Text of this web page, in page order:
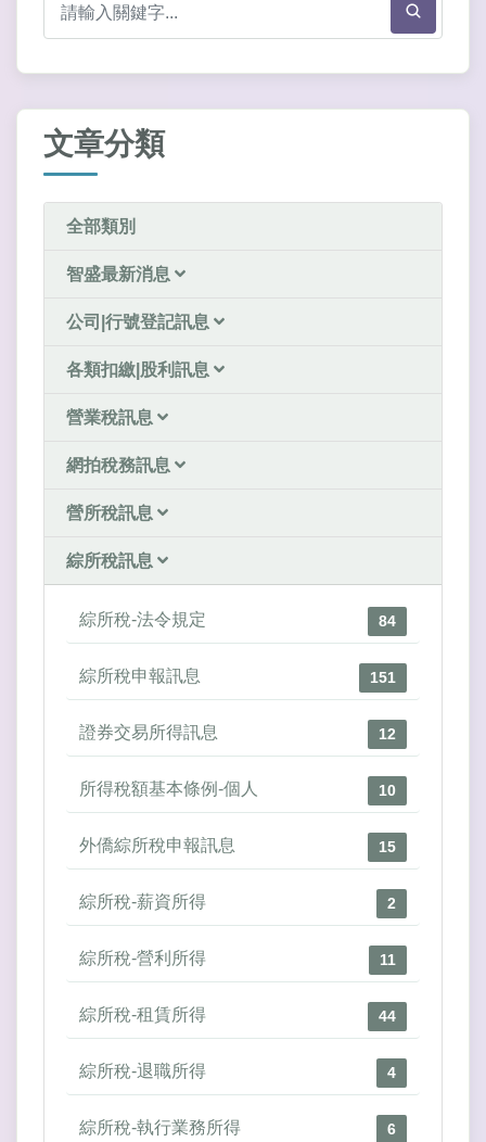
文章分類
全部類別
智盛最新消息
公司|行號登記訊息
各類扣繳|股利訊息
營業稅訊息
網拍稅務訊息
營所稅訊息
綜所稅訊息
綜所稅-法令規定 84
綜所稅申報訊息 151
證券交易所得訊息 12
所得稅額基本條例-個人 10
外僑綜所稅申報訊息 15
綜所稅-薪資所得 2
綜所稅-營利所得 11
綜所稅-租賃所得 44
綜所稅-退職所得 4
綜所稅-執行業務所得 6